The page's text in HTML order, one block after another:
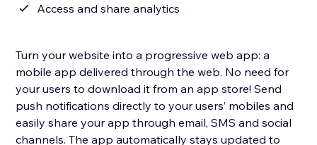
Access and share analytics
Turn your website into a progressive web app: a
mobile app delivered through the web. No need for
your users to download it from an app store! Send
push notifications directly to your users’ mobiles and
easily share your app through email, SMS and social
channels. The app automatically stays updated to